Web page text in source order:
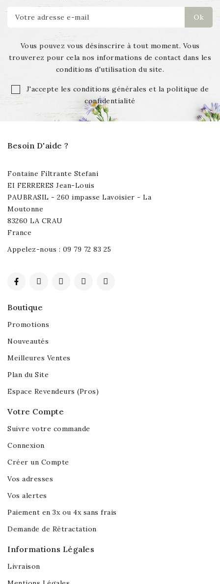
Vous pouvez vous désinscrire à tout moment. Vous
trouverez pour cela nos informations de contact dans les
conditions d'utilisation du site.
J'accepte les conditions générales et la politique de
confidentialité
Besoin D'aide ?
Fontaine Filtrante Stefani
EI FERRERES Jean-Louis
PAUBRASIL - 260 impasse Lavoisier - La
Moutonne
83260 LA CRAU
France
Appelez-nous : 09 79 72 83 25
Boutique
Promotions
Nouveautés
Meilleures Ventes
Plan du Site
Espace Revendeurs (Pros)
Votre Compte
Suivre votre commande
Connexion
Créer un Compte
Vos adresses
Vos alertes
Paiement en 3x ou 4x sans frais
Demande de Rétractation
Informations Légales
Livraison